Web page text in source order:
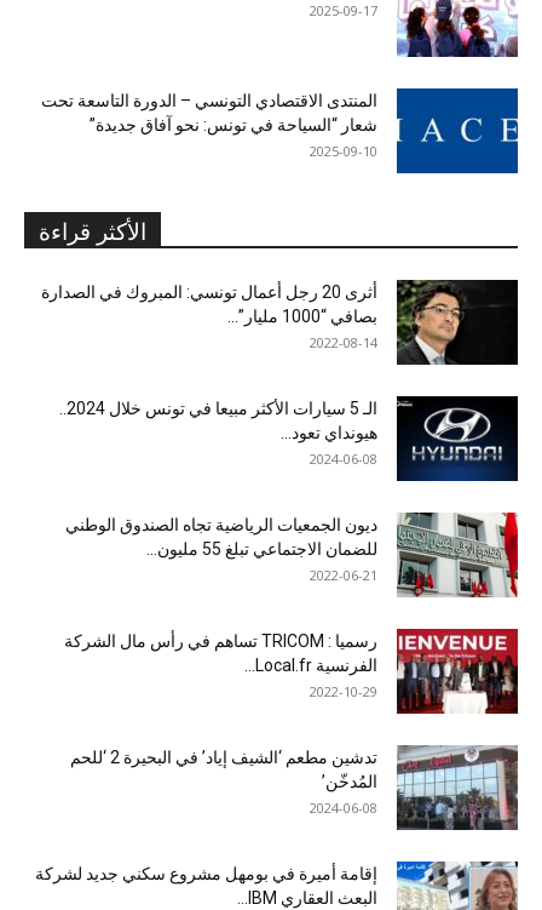
2025-09-17
المنتدى الاقتصادي التونسي – الدورة التاسعة تحت
شعار “السياحة في تونس: نحو آفاق جديدة”
2025-09-10
الأكثر قراءة
أثرى 20 رجل أعمال تونسي: المبروك في الصدارة
بصافي “1000 مليار”...
2022-08-14
هيونداي تعود...
2024-06-08
ديون الجمعيات الرياضية تجاه الصندوق الوطني
للضمان الاجتماعي تبلغ 55 مليون...
2022-06-21
رسميا : TRICOM تساهم في رأس مال الشركة
الفرنسية Local.fr...
2022-10-29
تدشين مطعم ‘الشيف إياد’ في البحيرة 2 ‘للحم
المُدخّن’
2024-06-08
إقامة أميرة في بومهل مشروع سكني جديد لشركة
البعث العقاري IBM...